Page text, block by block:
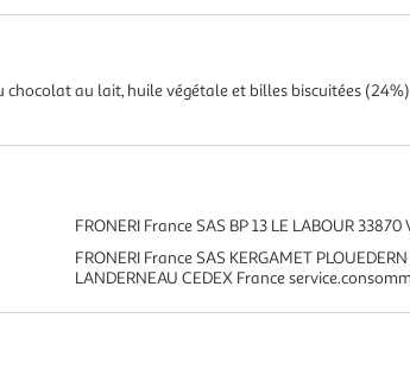
chocolat au lait, huile végétale et billes biscuitées
FRONERI France SAS BP 13 LE LABOUR
FRONERI France SAS KERGAMET
LANDERNEAU CEDEX France